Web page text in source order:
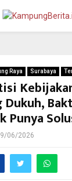
Raya Surabaya
Dukuh,
Punya
06/2026